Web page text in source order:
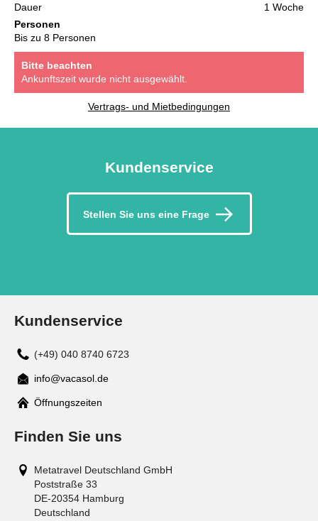
Dauer
1 Woche
Personen
Bis zu 8 Personen
Bitte beachten
Ankunftszeit wurde nicht ausgewählt.
Vertrags- und Mietbedingungen
Kundenservice
Stellen Sie uns eine Frage
Kundenservice
(+49) 040 8740 6723
Mail
info@vacasol.de
Öffnungszeiten
Finden Sie uns
Metatravel Deutschland GmbH
Poststraße 33
DE-20354 Hamburg
Deutschland